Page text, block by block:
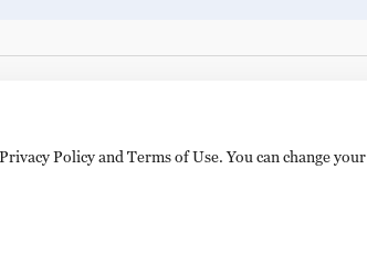
Policy and Terms of Use. You can change your